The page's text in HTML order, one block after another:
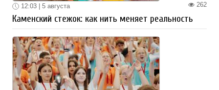
262
12:03 | 5 августа
Каменский стежок: как нить меняет реальность